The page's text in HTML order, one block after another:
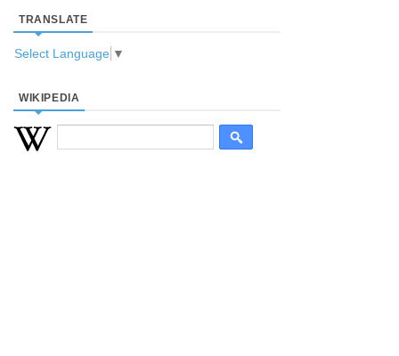
TRANSLATE
Select Language ▼
WIKIPEDIA